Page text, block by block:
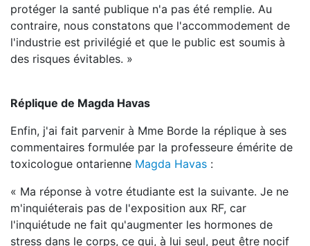
protéger la santé publique n'a pas été remplie. Au
contraire, nous constatons que l'accommodement de
l'industrie est privilégié et que le public est soumis à
des risques évitables. »
Réplique de Magda Havas
Enfin, j'ai fait parvenir à Mme Borde la réplique à ses
commentaires formulée par la professeure émérite de
toxicologue ontarienne Magda Havas :
« Ma réponse à votre étudiante est la suivante. Je ne
m'inquiéterais pas de l'exposition aux RF, car
l'inquiétude ne fait qu'augmenter les hormones de
stress dans le corps, ce qui, à lui seul, peut être nocif